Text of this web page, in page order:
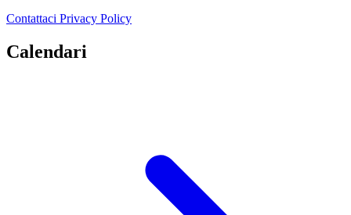
Contattaci Privacy Policy
Calendari